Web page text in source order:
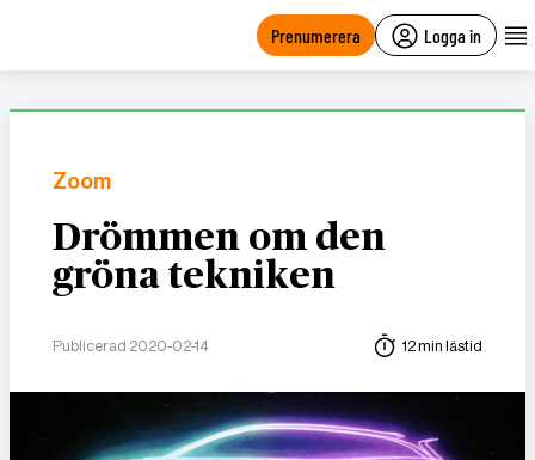
Prenumerera Logga in
Zoom
Drömmen om den
gröna tekniken
Publicerad 2020-02-14 12 min lästid